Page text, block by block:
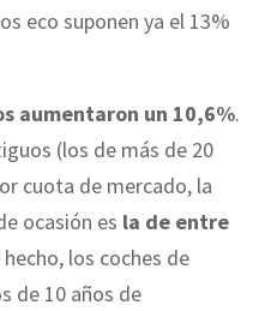
eco suponen ya el 13%
aumentaron un 10,6%.
(los de más de 20
cuota de mercado, la
ocasión es la de entre
hecho, los coches de
de 10 años de